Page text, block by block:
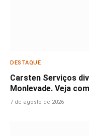
DESTAQUE
Carsten Serviços
Monlevade. Veja
7 de agosto de 2026